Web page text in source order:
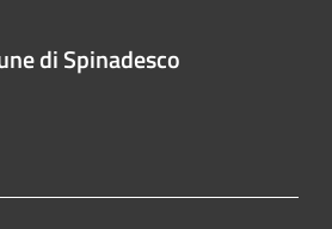
di Spinadesco